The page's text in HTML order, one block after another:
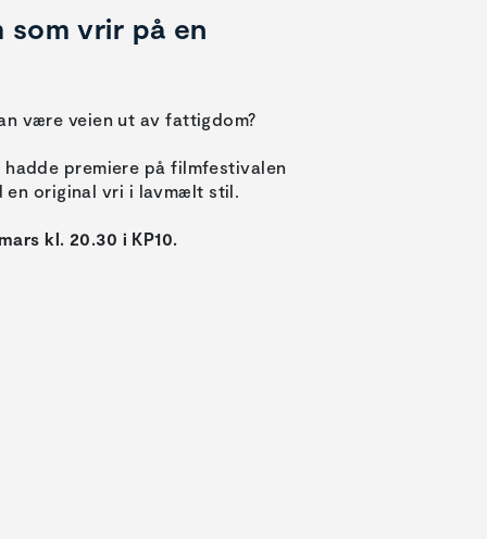
som vrir på en
være veien ut av fattigdom?
premiere på filmfestivalen
en original vri i lavmælt stil.
kl. 20.30 i KP10.